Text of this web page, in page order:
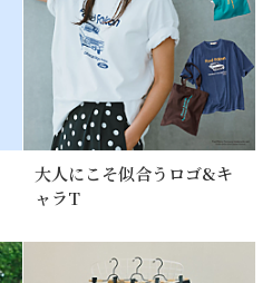
大人にこそ似合うロゴ&キ
ャラT